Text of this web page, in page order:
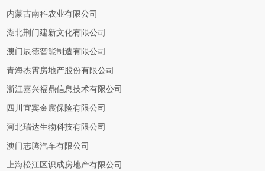
内蒙古南科农业有限公司
湖北荆门建新文化有限公司
澳门辰德智能制造有限公司
青海杰霄房地产股份有限公司
浙江嘉兴福鼎信息技术有限公司
四川宜宾金宸保险有限公司
河北瑞达生物科技有限公司
澳门志腾汽车有限公司
上海松江区识成房地产有限公司